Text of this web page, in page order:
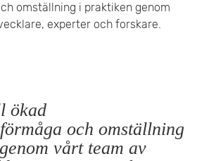
omställning i praktiken genom
experter och forskare.
ökad
och omställning
vårt team av